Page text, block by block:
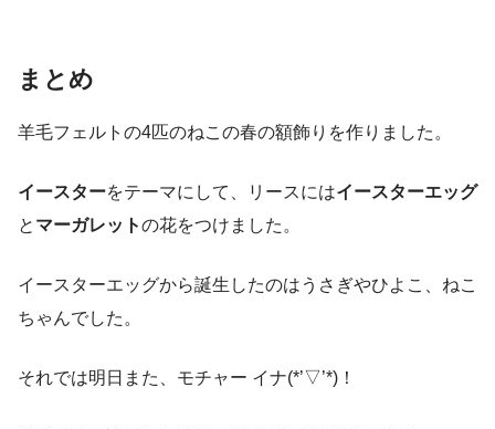
まとめ
羊毛フェルトの4匹のねこの春の額飾りを作りました。
イースターをテーマにして、リースにはイースターエッグ
と マーガレットの花をつけました。
イースターエッグから誕生したのはうさぎやひよこ、ねこ
ちゃんでした。
それでは明日また、モチャー イナ(*’▽’*)！